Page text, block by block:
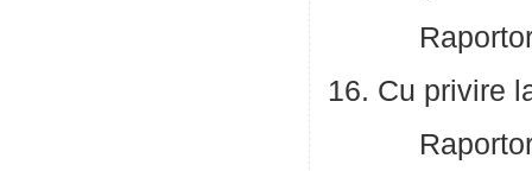
Raportor:
16. Cu privire
Raportor: